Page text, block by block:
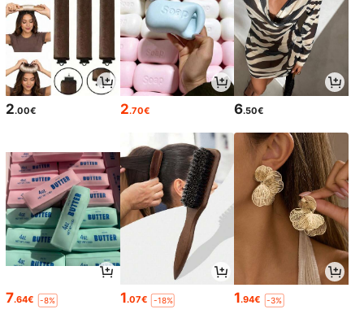
2.00€ 2.70€ 6.50€
7.64€ -8% 1.07€ -18% 1.94€ -3%